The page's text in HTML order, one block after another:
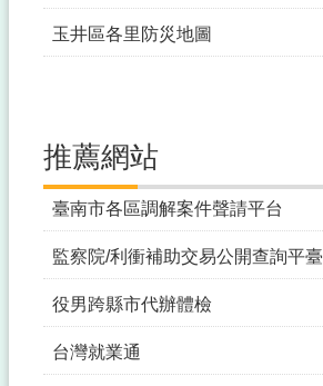
玉井區各里防災地圖
推薦網站
臺南市各區調解案件聲請平台
監察院/利衝補助交易公開查詢平臺
役男跨縣市代辦體檢
台灣就業通